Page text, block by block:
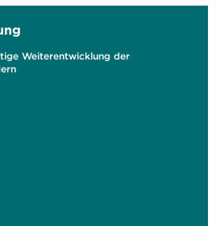
Weiterentwicklung der